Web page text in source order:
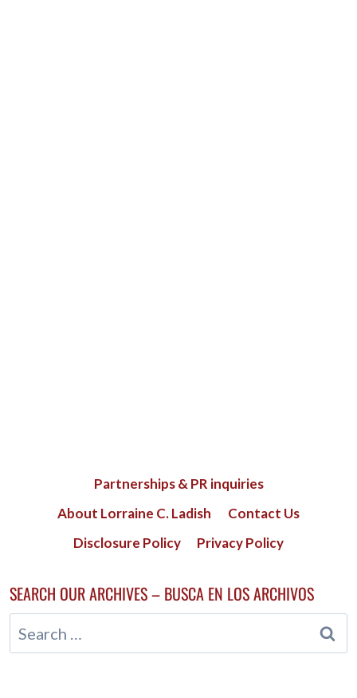
Partnerships & PR inquiries
About Lorraine C. Ladish
Contact Us
Disclosure Policy
Privacy Policy
SEARCH OUR ARCHIVES – BUSCA EN LOS ARCHIVOS
Search
for: